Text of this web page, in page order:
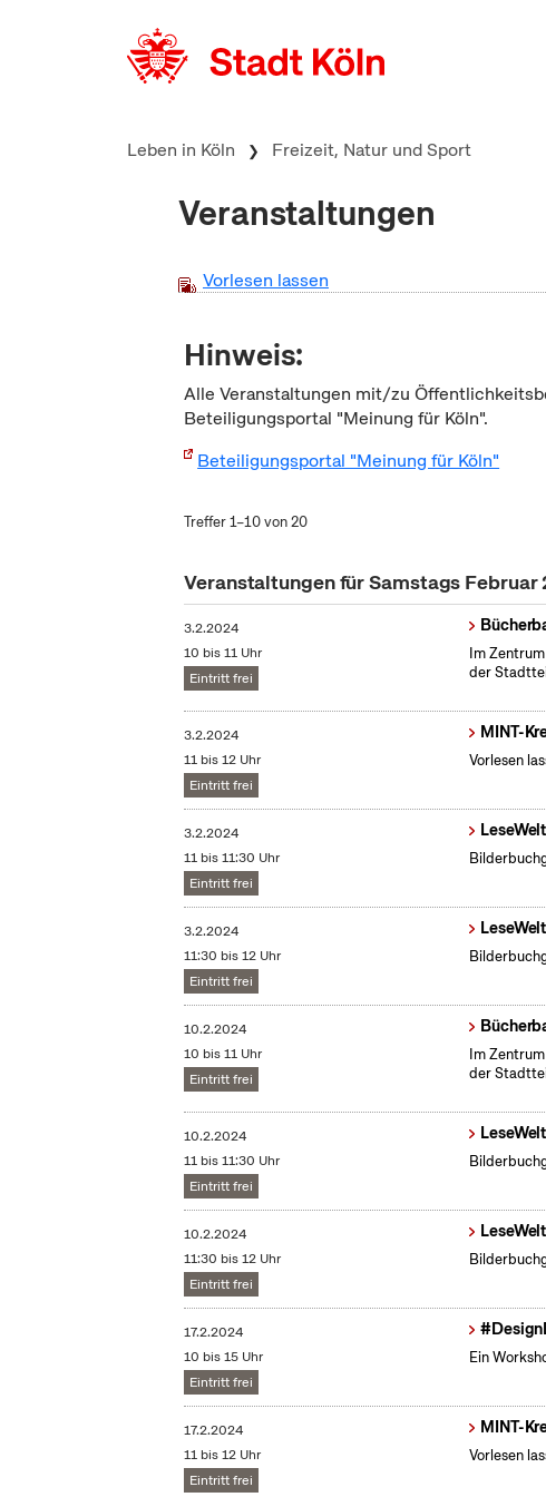
Leben in Köln Freizeit, Natur und Sport
Veranstaltungen
Vorlesen lassen
Hinweis:
Alle Veranstaltungen mit/zu
Beteiligungsportal "Meinung für Köln".
Beteiligungsportal "Meinung für Köln"
Treffer 1–10 von 20
Veranstaltungen für Samstags Februar
3.2.2024
10 bis 11 Uhr
Eintritt frei
Im
der
3.2.2024
11 bis 12 Uhr
Eintritt frei
MINT-
Vorlesen
3.2.2024
11 bis 11:30 Uhr
Eintritt frei
3.2.2024
11:30 bis 12 Uhr
Eintritt frei
10.2.2024
10 bis 11 Uhr
Eintritt frei
Im
der
10.2.2024
11 bis 11:30 Uhr
Eintritt frei
10.2.2024
11:30 bis 12 Uhr
Eintritt frei
17.2.2024
10 bis 15 Uhr
Eintritt frei
Ein
17.2.2024
11 bis 12 Uhr
Eintritt frei
MINT-
Vorlesen